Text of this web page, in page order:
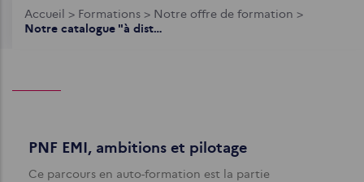
Fil
Accueil > Formations > Notre offre de formation >
Notre catalogue "à distance"
PNF EMI, ambitions et pilotage
Ce parcours en auto-formation est la partie